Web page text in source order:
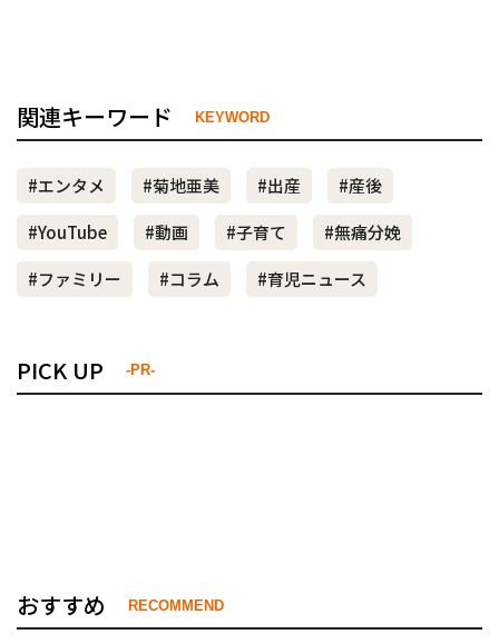
関連キーワード KEYWORD
#エンタメ #菊地亜美 #出産
#産後
#YouTube
#動画 #子育て
#無痛分娩
#ファミリー
#コラム #育児ニュース
PICK UP -PR-
おすすめ RECOMMEND